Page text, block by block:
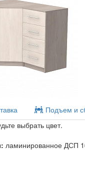
Подъем и
выбрать цвет.
ламинированное ДСП